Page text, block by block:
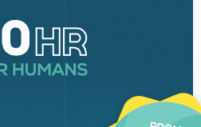
da compressione
schiacciata verso il
temperature
periodo in Francia e